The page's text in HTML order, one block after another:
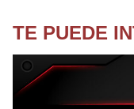
TE PUEDE